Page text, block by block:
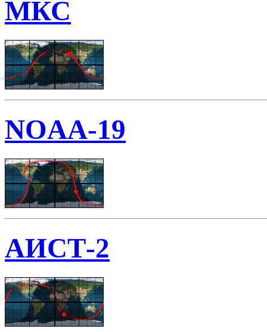
МКС
NOAA-19
АИСТ-2